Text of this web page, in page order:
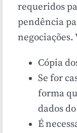
requeridos
pendência
negociações.
Cópia
Se for
forma
dados
É